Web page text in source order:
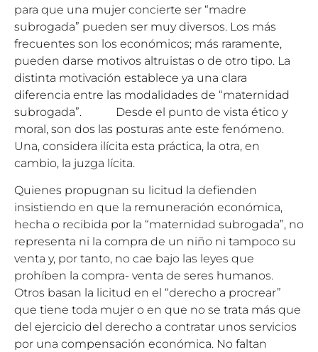
para que una mujer concierte ser “madre
subrogada” pueden ser muy diversos. Los más
frecuentes son los económicos; más raramente,
pueden darse motivos altruistas o de otro tipo. La
distinta motivación establece ya una clara
diferencia entre las modalidades de “maternidad
subrogada”. Desde el punto de vista ético y
moral, son dos las posturas ante este fenómeno.
Una, considera ilícita esta práctica, la otra, en
cambio, la juzga lícita.
Quienes propugnan su licitud la defienden
insistiendo en que la remuneración económica,
hecha o recibida por la “maternidad subrogada”, no
representa ni la compra de un niño ni tampoco su
venta y, por tanto, no cae bajo las leyes que
prohíben la compra- venta de seres humanos.
Otros basan la licitud en el “derecho a procrear”
que tiene toda mujer o en que no se trata más que
del ejercicio del derecho a contratar unos servicios
por una compensación económica. No faltan